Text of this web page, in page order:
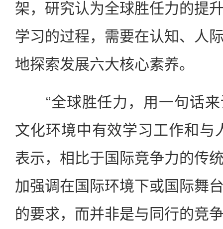
架，研究认为全球胜任力的提
学习的过程，需要在认知、人
地探索发展六大核心素养。
“全球胜任力，用一句话来
文化环境中有效学习工作和与
表示，相比于国际竞争力的传
加强调在国际环境下或国际舞
的要求，而并非是与同行的竞